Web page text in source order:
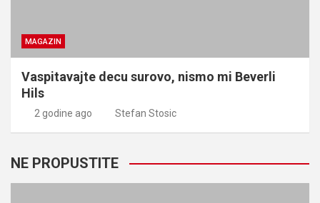
MAGAZIN
Vaspitavajte decu surovo, nismo mi Beverli
Hils
2 godine ago Stefan Stosic
NE PROPUSTITE